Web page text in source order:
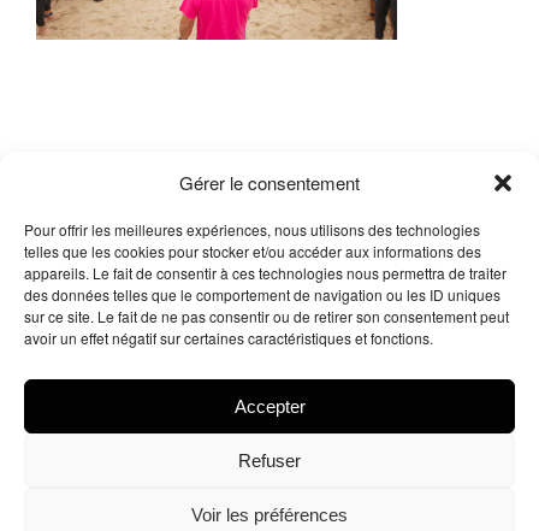
Gérer le consentement
Pour offrir les meilleures expériences, nous utilisons des technologies
telles que les cookies pour stocker et/ou accéder aux informations des
appareils. Le fait de consentir à ces technologies nous permettra de traiter
des données telles que le comportement de navigation ou les ID uniques
sur ce site. Le fait de ne pas consentir ou de retirer son consentement peut
avoir un effet négatif sur certaines caractéristiques et fonctions.
Accepter
Refuser
Voir les préférences
Me contacter
Facebook
X Instagram
LinkedIn
Arnaud Legue – DelacreaTous droits réservés.